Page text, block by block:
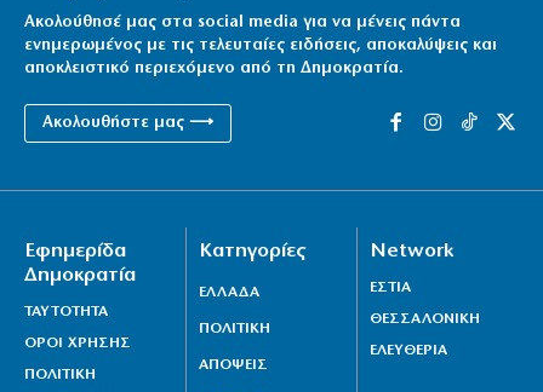
Ακολούθησέ μας στα social media για να μένεις πάντα
ενημερωμένος με τις τελευταίες ειδήσεις, αποκαλύψεις και
αποκλειστικό περιεχόμενο από τη Δημοκρατία.
Ακολουθήστε μας ⟶
Εφημερίδα
Δημοκρατία
ΤΑΥΤΟΤΗΤΑ
ΟΡΟΙ ΧΡΗΣΗΣ
ΠΟΛΙΤΙΚΗ
Κατηγορίες
ΕΛΛΑΔΑ
ΠΟΛΙΤΙΚΗ
ΑΠΟΨΕΙΣ
Network
ΕΣΤΙΑ
ΘΕΣΣΑΛΟΝΙΚΗ
ΕΛΕΥΘΕΡΙΑ